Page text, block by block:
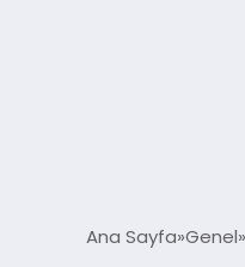
Ana Sayfa Genel